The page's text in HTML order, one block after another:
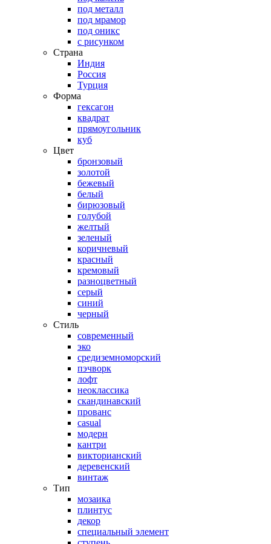
под металл
под мрамор
под оникс
с рисунком
Страна
Индия
Россия
Турция
Форма
гексагон
квадрат
прямоугольник
куб
Цвет
бронзовый
золотой
бежевый
белый
бирюзовый
голубой
желтый
зеленый
коричневый
красный
кремовый
разноцветный
серый
синий
черный
Стиль
современный
эко
средиземноморский
пэчворк
лофт
неоклассика
скандинавский
прованс
casual
модерн
кантри
викторианский
деревенский
винтаж
Тип
мозаика
плинтус
декор
специальный элемент